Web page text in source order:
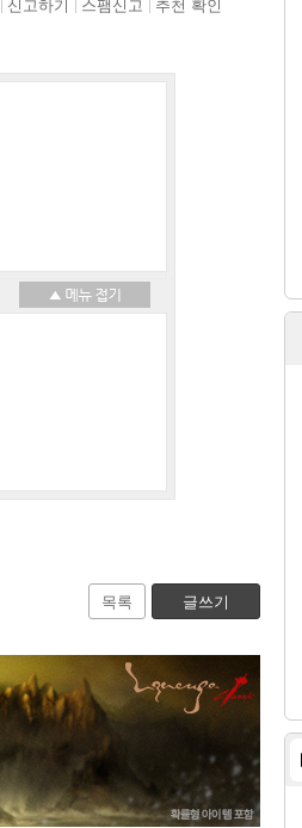
신고하기 스팸신고 추천 확인
목록 글쓰기